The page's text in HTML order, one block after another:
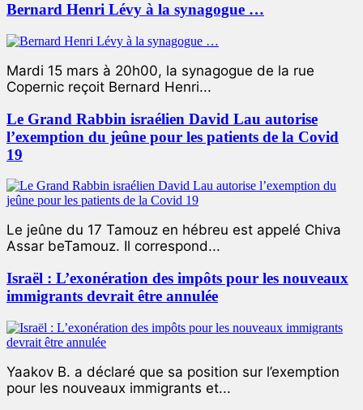
Bernard Henri Lévy à la synagogue …
Mardi 15 mars à 20h00, la synagogue de la rue
Copernic reçoit Bernard Henri...
Le Grand Rabbin israélien David Lau autorise
l’exemption du jeûne pour les patients de la Covid
19
Le jeûne du 17 Tamouz en hébreu est appelé Chiva
Assar beTamouz. Il correspond...
Israël : L’exonération des impôts pour les nouveaux
immigrants devrait être annulée
Yaakov B. a déclaré que sa position sur l’exemption
pour les nouveaux immigrants et...